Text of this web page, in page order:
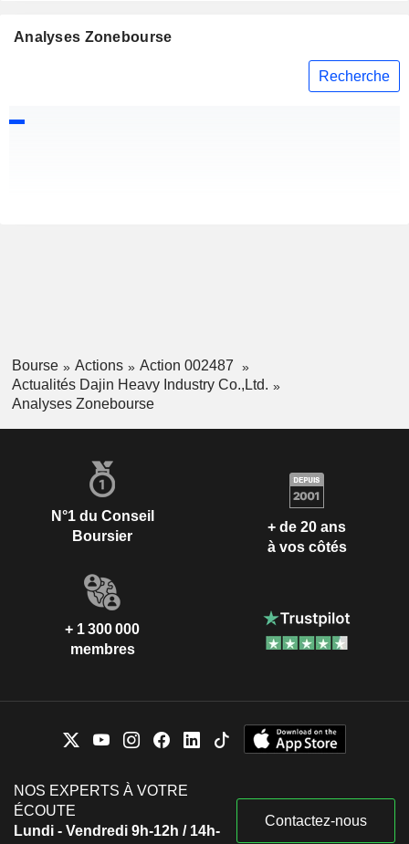
Analyses Zonebourse
Recherche
Bourse Actions
Action 002487
Actualités Dajin Heavy Industry Co.,Ltd.
Analyses Zonebourse
N°1 du Conseil
Boursier
+ de 20 ans
à vos côtés
+ 1 300 000
membres
NOS EXPERTS À VOTRE
ÉCOUTE
Lundi - Vendredi 9h-12h / 14h-
Contactez-nous